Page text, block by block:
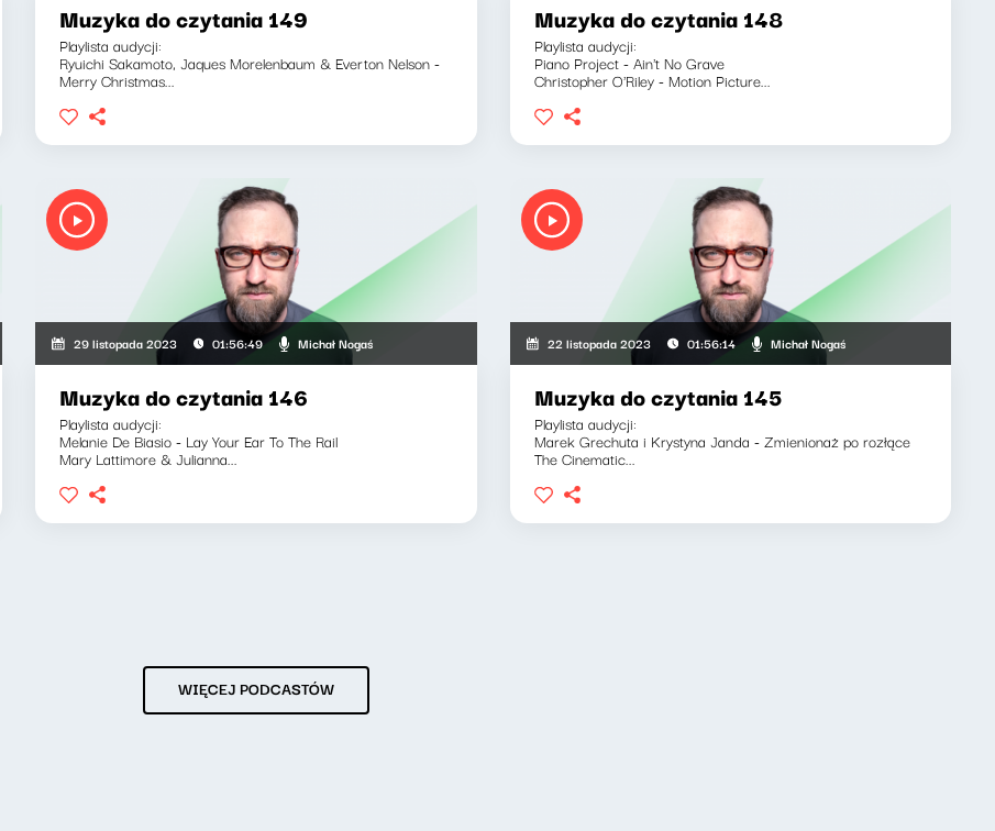
Muzyka do czytania 149
Playlista audycji:
Ryuichi Sakamoto, Jaques Morelenbaum & Everton Nelson -
Merry Christmas...
Muzyka do czytania 148
Playlista audycji:
Piano Project - Ain't No Grave
Christopher O'Riley - Motion Picture...
29 listopada 2023 01:56:49 Michał Nogaś
Muzyka do czytania 146
Playlista audycji:
Melanie De Biasio - Lay Your Ear To The Rail
Mary Lattimore & Julianna...
22 listopada 2023 01:56:14 Michał Nogaś
Muzyka do czytania 145
Playlista audycji:
Marek Grechuta i Krystyna Janda - Zmienionaż po rozłące
The Cinematic...
WIĘCEJ PODCASTÓW